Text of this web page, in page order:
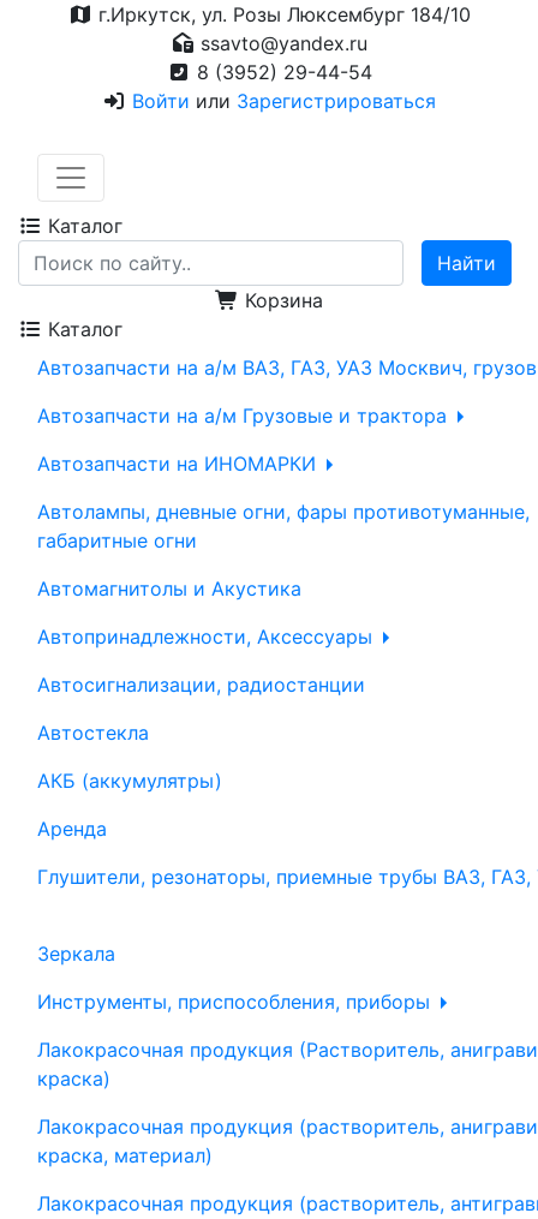
г.Иркутск, ул. Розы Люксембург 184/10
ssavto@yandex.ru
8 (3952) 29-44-54
Войти или Зарегистрироваться
Каталог
Корзина
Каталог
Автозапчасти на а/м ВАЗ, ГАЗ, УАЗ Москвич,
Автозапчасти на а/м Грузовые и трактора
Автозапчасти на ИНОМАРКИ
Автолампы, дневные огни, фары противотуманные,
габаритные огни
Автомагнитолы и Акустика
Автопринадлежности, Аксессуары
Автосигнализации, радиостанции
Автостекла
АКБ (аккумулятры)
Аренда
Глушители, резонаторы, приемные трубы ВАЗ, ГАЗ,
Зеркала
Инструменты, приспособления, приборы
Лакокрасочная продукция (Растворитель,
краска)
Лакокрасочная продукция (растворитель,
краска, материал)
Лакокрасочная продукция (растворитель,